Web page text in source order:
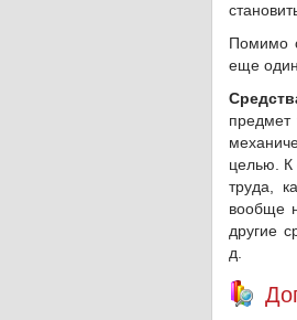
Помимо
еще
целью. К
труда,
вообще
другие
д.